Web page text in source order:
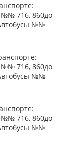
№№ 716, 860до
№№
№№ 716, 860до
№№
№№ 716, 860до
№№